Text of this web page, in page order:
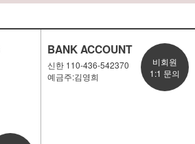
BANK ACCOUNT
신한 110-436-542370
예금주:김영희
비회원
1:1 문의